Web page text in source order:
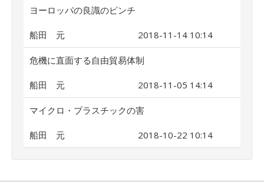
ヨーロッパの良識のピンチ
船田 元 2018-11-14 10:14
危機に直面する自由貿易体制
船田 元 2018-11-05 14:14
マイクロ・プラスチックの害
船田 元 2018-10-22 10:14